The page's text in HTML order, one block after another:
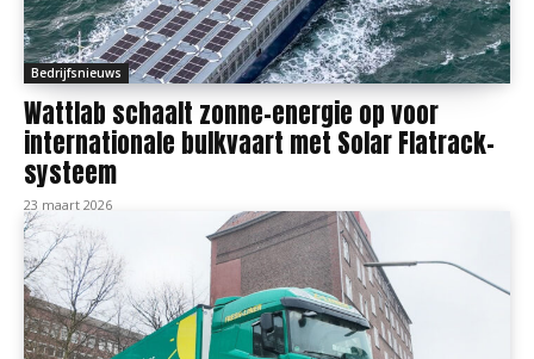
Bedrijfsnieuws
Wattlab schaalt zonne-energie op voor
internationale bulkvaart met Solar Flatrack-
systeem
23 maart 2026